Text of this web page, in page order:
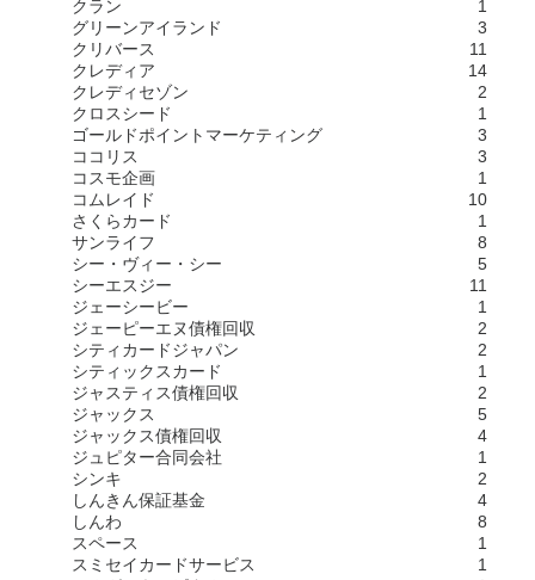
クラン
1
グリーンアイランド
3
クリバース
11
クレディア
14
クレディセゾン
2
クロスシード
1
ゴールドポイントマーケティング
3
ココリス
3
コスモ企画
1
コムレイド
10
さくらカード
1
サンライフ
8
シー・ヴィー・シー
5
シーエスジー
11
ジェーシービー
1
ジェーピーエヌ債権回収
2
シティカードジャパン
2
シティックスカード
1
ジャスティス債権回収
2
ジャックス
5
ジャックス債権回収
4
ジュピター合同会社
1
シンキ
2
しんきん保証基金
4
しんわ
8
スペース
1
スミセイカードサービス
1